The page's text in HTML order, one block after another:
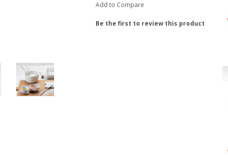
Add to Compare
Be the first to review this product